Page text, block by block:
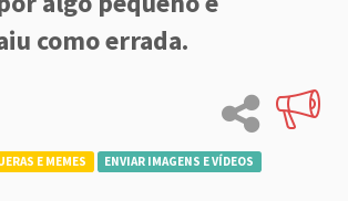
como errada.
E MEMES ENVIAR IMAGENS E VÍDEOS